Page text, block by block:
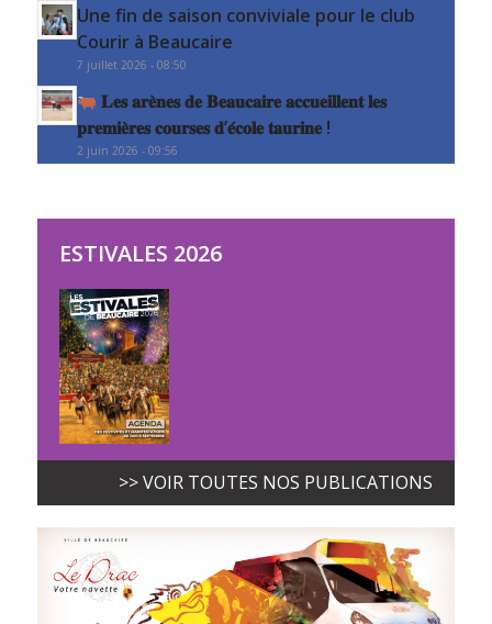
Une fin de saison conviviale pour le club
Courir à Beaucaire
7 juillet 2026 - 08:50
𝐋𝐞𝐬 𝐚𝐫𝐞̀𝐧𝐞𝐬 𝐝𝐞 𝐁𝐞𝐚𝐮𝐜𝐚𝐢𝐫𝐞 𝐚𝐜𝐜𝐮𝐞𝐢𝐥𝐥𝐞𝐧𝐭 𝐥𝐞𝐬
𝐩𝐫𝐞𝐦𝐢𝐞̀𝐫𝐞𝐬 𝐜𝐨𝐮𝐫𝐬𝐞𝐬 𝐝’𝐞́𝐜𝐨𝐥𝐞 𝐭𝐚𝐮𝐫𝐢𝐧𝐞 !
2 juin 2026 - 09:56
ESTIVALES 2026
>> VOIR TOUTES NOS PUBLICATIONS